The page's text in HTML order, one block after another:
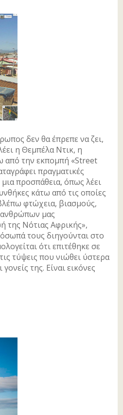
δεν θα έπρεπε να ζει,
η Θεμπέλα Ντικ, η
από την εκπομπή «Street
πραγματικές
προσπάθεια, όπως λέει
κάτω από τις οποίες
φτώχεια, βιασμούς,
μας
της Νότιας Αφρικής»,
τους διηγούνται στο
ότι επιτέθηκε σε
τύψεις που νιώθει ύστερα
της. Είναι εικόνες